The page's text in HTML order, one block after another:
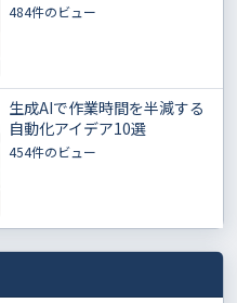
484件のビュー
生成AIで作業時間を半減する
自動化アイデア10選
454件のビュー